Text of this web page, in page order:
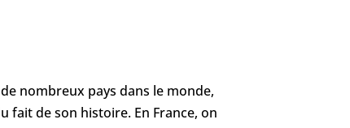
nombreux pays dans le monde,
fait de son histoire. En France, on